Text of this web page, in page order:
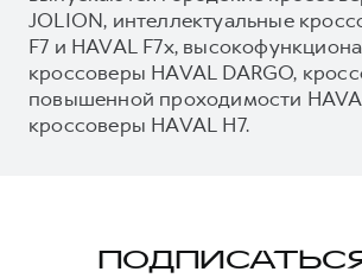
JOLION, интеллектуальные
F7 и HAVAL F7x,
кроссоверы HAVAL DARGO,
повышенной проходимости
кроссоверы HAVAL H7.